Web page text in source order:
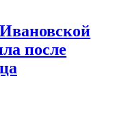
после